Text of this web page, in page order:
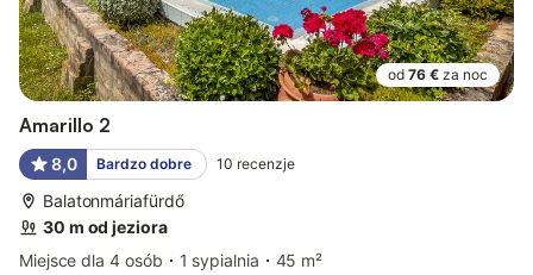
od 76 € za noc
Amarillo 2
8,0 Bardzo dobre 10 recenzje
Balatonmáriafürdő
30 m od jeziora
Miejsce dla 4 osób
1 sypialnia
45 m²